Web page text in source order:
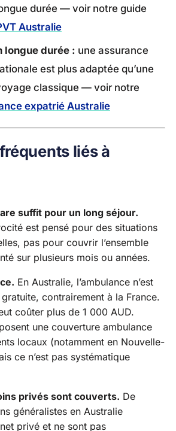
durée — voir notre guide
Australie
longue durée : une assurance
est plus adaptée qu’une
classique — voir notre
expatrié Australie
liés à
suffit pour un long séjour.
est pensé pour des situations
pas pour couvrir l’ensemble
sur plusieurs mois ou années.
En Australie, l’ambulance n’est
contrairement à la France.
coûter plus de 1 000 AUD.
une couverture ambulance
locaux (notamment en Nouvelle-
ce n’est pas systématique
privés sont couverts. De
généralistes en Australie
privé et ne sont pas